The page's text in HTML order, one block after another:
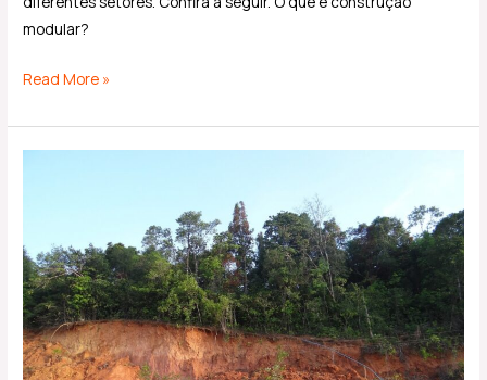
modular?
Read More »
favor
da
prevenção
de
deslizamentos